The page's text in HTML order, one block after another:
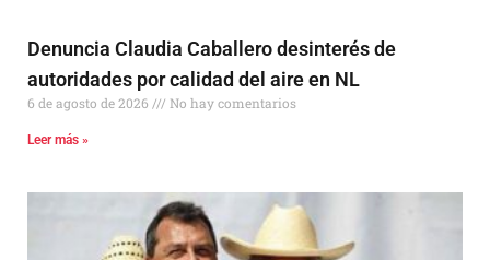
Denuncia Claudia Caballero desinterés de
autoridades por calidad del aire en NL
6 de agosto de 2026 No hay comentarios
Leer más »